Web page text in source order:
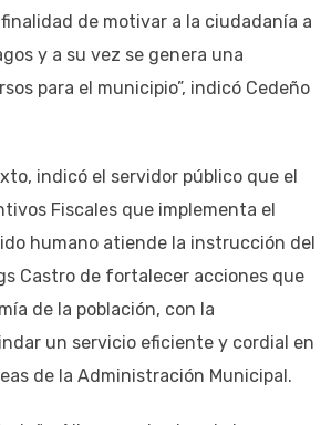
de motivar a la ciudadanía a
y a su vez se genera una
para el municipio”, indicó Cedeño
indicó el servidor público que el
Fiscales que implementa el
humano atiende la instrucción del
Castro de fortalecer acciones que
de la población, con la
un servicio eficiente y cordial en
de la Administración Municipal.